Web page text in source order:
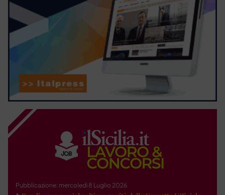
Pubblicazione: mercoledì 8 Luglio 2026